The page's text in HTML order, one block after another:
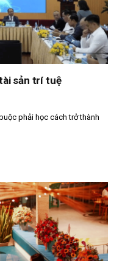
tài sản trí tuệ
phải học cách trở thành